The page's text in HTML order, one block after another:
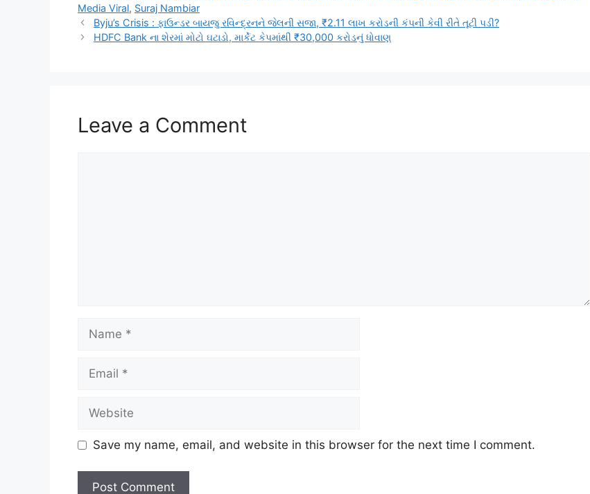
Media Viral, Suraj Nambiar
Byju’s Crisis : ફાઉન્ડર બાયજુ રવિન્દ્રનને જેલની સજા, ₹2.11 લાખ કરોડની કંપની કેવી રીતે તૂટી પડી?
HDFC Bank ના શેરમાં મોટો ઘટાડો, માર્કેટ કેપમાંથી ₹30,000 કરોડનું ધોવાણ
Leave a Comment
Save my name, email, and website in this browser for the next time I comment.